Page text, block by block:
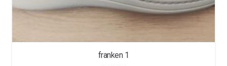
franken 1